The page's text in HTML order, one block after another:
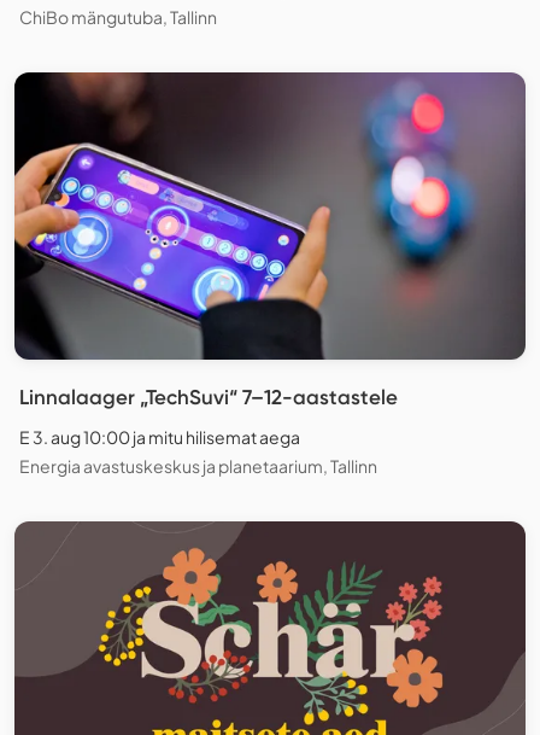
ChiBo mängutuba, Tallinn
Linnalaager „TechSuvi“ 7–12-aastastele
E 3. aug 10:00 ja mitu hilisemat aega
Energia avastuskeskus ja planetaarium, Tallinn